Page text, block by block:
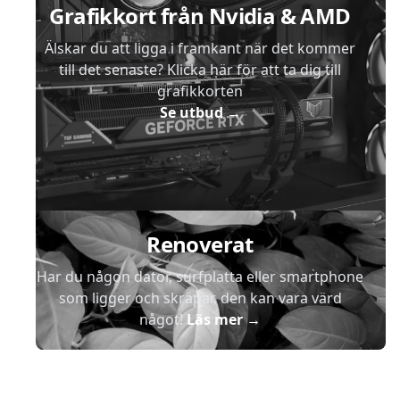
Grafikkort från Nvidia & AMD
Älskar du att ligga i framkant när det kommer
till det senaste? Klicka här för att ta dig till
grafikkorten
Se utbud→
Renoverat
Har du någon dator, surfplatta eller smartphone
som ligger och skräpar, den kan vara värd
något!Läs mer→